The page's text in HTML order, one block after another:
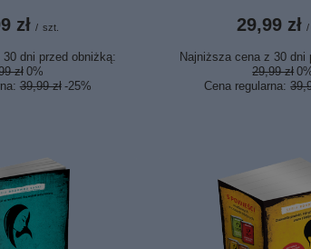
zł / szt.
dni przed obniżką:
zł 0%
39,99 zł -25%
29,99 zł /
Najniższa cena z 30 dni
29,99 zł
Cena regularna: